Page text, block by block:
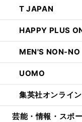
T JAPAN
HAPPY PLUS
MEN'S NON-NO
UOMO
集英社オンライン
芸能・情報・スポ